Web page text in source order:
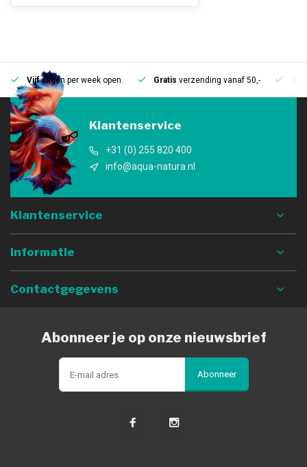
Vijfdagen per week open. Gratis verzending vanaf 50,-
Klantenservice
+31 (0) 255 820 400
info@aqua-natura.nl
Klantenservice
Informatie
Contactgegevens
Abonneer je op onze nieuwsbrief
Abonneer